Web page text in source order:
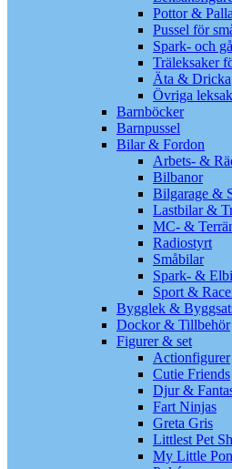
Pottor &
Pussel för
Spark- och
Träleksaker
Äta & Dricka
Övriga
Barnböcker
Barnpussel
Bilar & Fordon
Arbets- &
Bilbanor
Bilgarage &
Lastbilar &
MC- &
Radiostyrt
Småbilar
Spark- &
Sport &
Bygglek &
Dockor & Tillbehör
Figurer & set
Actionfigurer
Cutie Friends
Djur &
Fart Ninjas
Greta Gris
Littlest Pet
My Little